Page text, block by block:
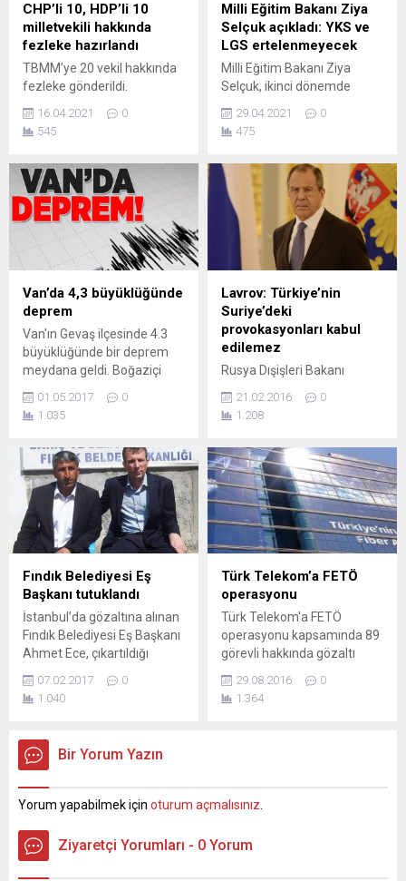
CHP’li 10, HDP’li 10
milletvekili hakkında
fezleke hazırlandı
TBMM’ye 20 vekil hakkında
fezleke gönderildi.
10’u da HDP’li vekiller için
hazırlandı. CHP’li 10, HDP’li
düzenlenen 22 fezleke
Meclis Başkanlığı’na
sunuldu. Fezlekeleri Karma
Komisyon’a sevk edilen
CHP’liler Bursa Milletvekili
Orhan Sarıbal, Bursa
Milletvekili Lale Karabıyık,
İstanbul Milletvekili Ahmet
Ünal Çeviköz, Ankara
Milletvekili Bülent Kuşoğlu,...
16.04.2021
0
545
Milli Eğitim Bakanı Ziya
Selçuk açıkladı: YKS ve
LGS ertelenmeyecek
Milli Eğitim Bakanı Ziya
Selçuk, ikinci dönemde
yapılacağını duyurdu. Bakan
Selçuk, YKS ve LGS’nin
herhangi bir kararın söz
konusu olmadığını da ifade
etti. Milli Eğitim Bakanı Ziya
Selçuk, katıldığı canlı
yayında yüz yüze eğitim ve
sınavlarla ilgili açıklamalarda
bulundu. Lise sınavlarıyla
ilgili Selçuk, “17 Mayıs’tan...
29.04.2021
0
475
Van’da 4,3 büyüklüğünde
deprem
Van'ın Gevaş ilçesinde 4.3
büyüklüğünde bir deprem
meydana geldi. Boğaziçi
Rasathanesi Deprem
Araştırma Enstitüsü'nden
19.30'da merkez üssü
Van'ın Gevaş ilçesi Kazanç
Mahallesi olan 4.3
büyüklüğünde bir deprem
meydana geldi. Yerin 5.3
kilometresinde meydana
gelen depremde can ve mal
kaybının olmadığı öğrenildi.
01.05.2017
0
1.035
Lavrov: Türkiye’nin
Suriye’deki
provokasyonları kabul
edilemez
Rusya Dışişleri Bakanı
Suriye’nin toprak birliğini
ihlal eden provokasyonları
Dışişleri Bakanı Sergey
Lavrov, ABD Dışişleri Bakanı
John Kerry ile telefon
görüşmesi yaptı. Rusya
Dışişleri Bakanlığı’nın resmi
internet sitesinden yapılan
açıklamaya göre iki bakan,
Grubu Başkanlığı görevini
yerine getiren Rusya ve
ABD’nin 12...
21.02.2016
0
1.208
Fındık Belediyesi Eş
Başkanı tutuklandı
İstanbul’da gözaltına alınan
Fındık Belediyesi Eş Başkanı
Ahmet Ece, çıkartıldığı
tutuklandı. Şırnak’ın
Güçlükonak ilçesine bağlı
Başkanı Ahmet Ece, sabah
saatlerinde İstanbul’da
yürütülen bir soruşturma
kapsamında “yakalama”
kararı bulunan Ece,
emniyetteki işlemlerinin
07.02.2017
0
1.040
Türk Telekom’a FETÖ
operasyonu
Türk Telekom'a FETÖ
operasyonu kapsamında 89
görevli hakkında gözaltı
gözaltına alındı
29.08.2016
0
1.364
Bir Yorum Yazın
Yorum yapabilmek için oturum açmalısınız
Ziyaretçi Yorumları - 0 Yorum